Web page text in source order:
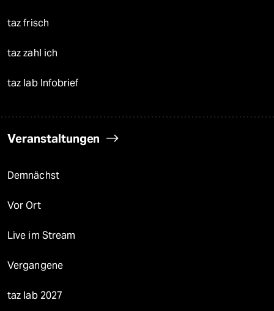
taz frisch
taz zahl ich
taz lab Infobrief
Veranstaltungen
Demnächst
Vor Ort
Live im Stream
Vergangene
taz lab 2027